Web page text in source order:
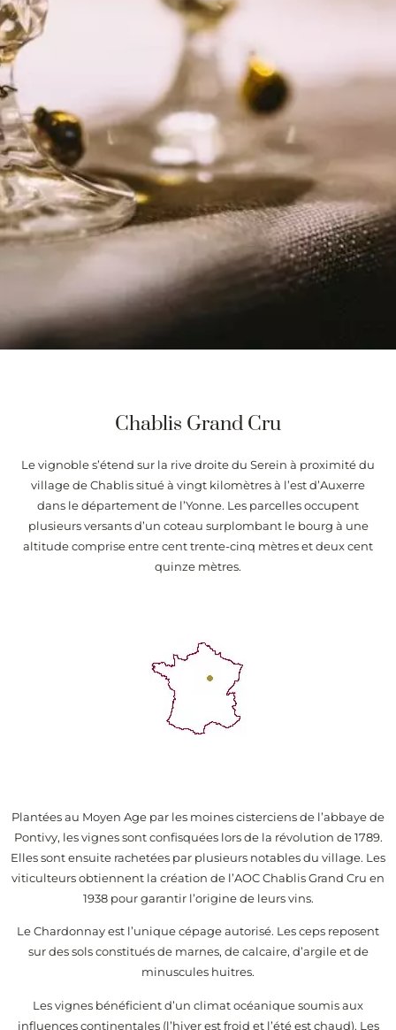
Chablis Grand Cru
Le vignoble s’étend sur la rive droite du Serein à proximité du
village de Chablis situé à vingt kilomètres à l’est d’Auxerre
dans le département de l’Yonne. Les parcelles occupent
plusieurs versants d’un coteau surplombant le bourg à une
altitude comprise entre cent trente-cinq mètres et deux cent
quinze mètres.
Plantées au Moyen Age par les moines cisterciens de l’abbaye de
Pontivy, les vignes sont confisquées lors de la révolution de 1789.
Elles sont ensuite rachetées par plusieurs notables du village. Les
viticulteurs obtiennent la création de l’AOC Chablis Grand Cru en
1938 pour garantir l’origine de leurs vins.
Le Chardonnay est l’unique cépage autorisé. Les ceps reposent
sur des sols constitués de marnes, de calcaire, d’argile et de
minuscules huitres.
Les vignes bénéficient d’un climat océanique soumis aux
influences continentales (l’hiver est froid et l’été est chaud). Les